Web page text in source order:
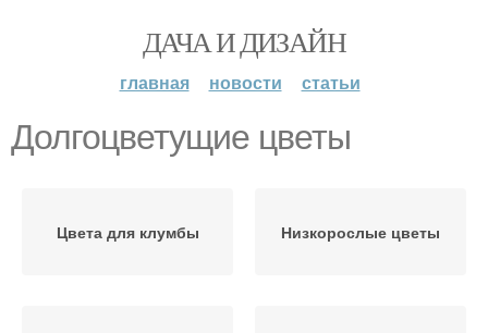
ДАЧА И ДИЗАЙН
главная новости статьи
Долгоцветущие цветы
Цвета для клумбы Низкорослые цветы